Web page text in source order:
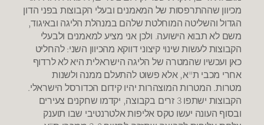
מכיוון שההתרפסות של המאמנים ובעלי הקבוצות בפני הדון
הגדול והשליטה המוחלטת שלהם במנהלת הליגה ובאיגוד,
משם לא תבוא הישועה. ולכן אני מציע למאמנים ולבעלי
הקבוצות לעשות שינוי קיצוני דווקא מהכיוון השני: להחליט
כאן ועכשיו שהמטרה של הליגה הישראלית היא לא לרדוף
אחרי מכבי ת"א, אלא פשוט להתעלם ממנה ולשנות
מטרות. המטרות המוצהרות יהיו קידום הכדורסל הישראלי.
הקבוצות ישתפו 3 זרים בקבוצה, יקדמו שחקנים צעירים
ובסוף העונה יעשו טקס אליפות אלטרנטיבי שבו תוענק